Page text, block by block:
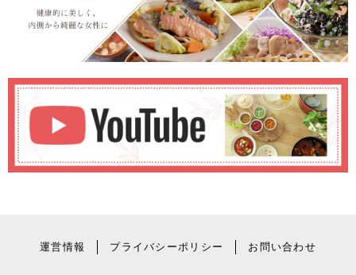
運営情報 プライバシーポリシー お問い合わせ